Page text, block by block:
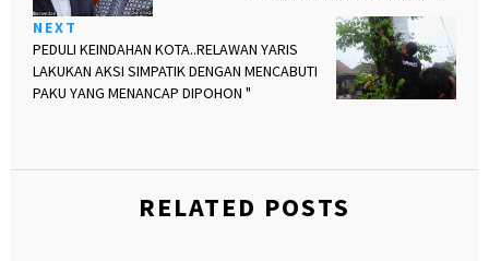
NEXT
PEDULI KEINDAHAN KOTA..RELAWAN YARIS
LAKUKAN AKSI SIMPATIK DENGAN MENCABUTI
PAKU YANG MENANCAP DIPOHON "
RELATED POSTS